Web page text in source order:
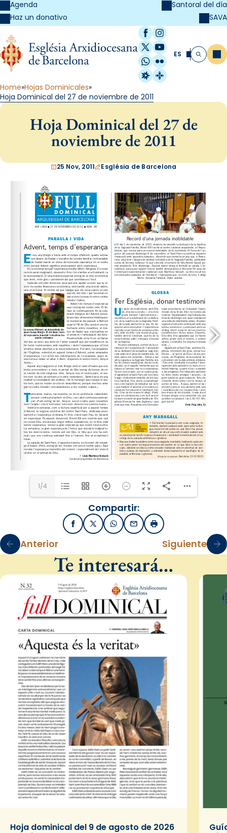
Agenda
Haz un donativo
Santoral del día
SAVA
Facebook
Instagram
X / Twitter
YouTube
WhatsApp
Flickr
Radio Estel
Catalunya
ES Buscar
Home Hojas Dominicales
Hoja Dominical del 27 de noviembre de 2011
Hoja Dominical del 27 de
noviembre de 2011
25 Nov, 2011 Església de Barcelona
montserrat.osb@gmail.com
1/4
Compartir:
FacebookX / TwitterWhatsApp
EmailImprimir
Anterior Siguiente
Te interesará…
Hoja dominical del 9 de agosto de 2026